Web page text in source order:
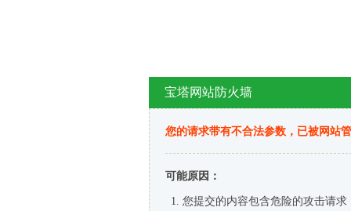
宝塔网站防火墙
您的请求带有不合法参数，已被网站
可能原因：
您提交的内容包含危险的攻击请求